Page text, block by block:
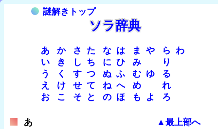
謎解きトップ
ソラ辞典
あ か さ た な は ま や ら わ
い
き し ち に ひ み
り
う
く す つ ぬ ふ む ゆ
る
え
け せ て ね へ め
れ
お
こ そ と の ほ も よ ろ
あ ▲最上部へ